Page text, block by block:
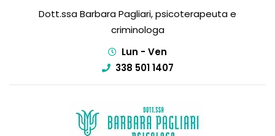
Dott.ssa Barbara Pagliari, psicoterapeuta e
criminologa
Lun - Ven
338 501 1407